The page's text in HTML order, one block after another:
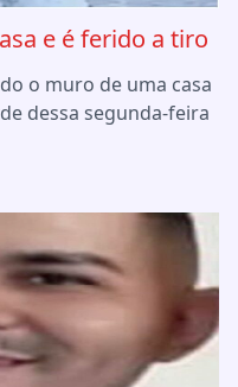
e é ferido a tiro
o muro de uma casa
dessa segunda-feira